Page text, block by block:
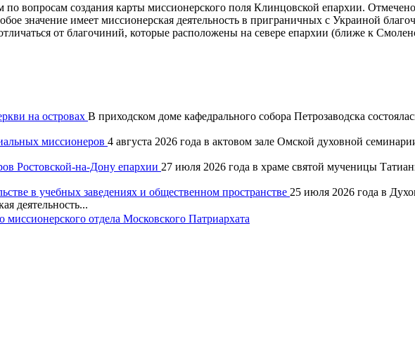
вопросам создания карты миссионерского поля Клинцовской епархии.
значение имеет миссионерская деятельность в приграничных с Украиной
от благочиний, которые расположены на севере епархии (ближе к
на островах В приходском доме кафедрального собора Петрозаводска
миссионеров 4 августа 2026 года в актовом зале Омской духовной
Ростовской-на-Дону епархии 27 июля 2026 года в храме святой мученицы
в учебных заведениях и общественном пространстве 25 июля 2026 года в
деятельность...
отдела Московского Патриархата